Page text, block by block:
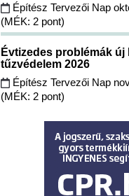
Építész Tervezői Nap
(MÉK: 2 pont)
Évtizedes problémák
tűzvédelem 2026
Építész Tervezői Nap
(MÉK: 2 pont)